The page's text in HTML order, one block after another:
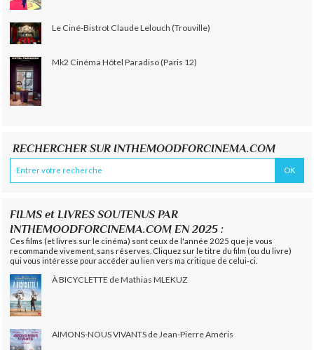
Le Ciné-Bistrot Claude Lelouch (Trouville)
Mk2 Cinéma Hôtel Paradiso (Paris 12)
RECHERCHER SUR INTHEMOODFORCINEMA.COM
FILMS et LIVRES SOUTENUS PAR
INTHEMOODFORCINEMA.COM EN 2025 :
Ces films (et livres sur le cinéma) sont ceux de l'année 2025 que je vous
recommande vivement, sans réserves. Cliquez sur le titre du film (ou du livre)
qui vous intéresse pour accéder au lien vers ma critique de celui-ci.
À BICYCLETTE de Mathias MLEKUZ
AIMONS-NOUS VIVANTS de Jean-Pierre Améris